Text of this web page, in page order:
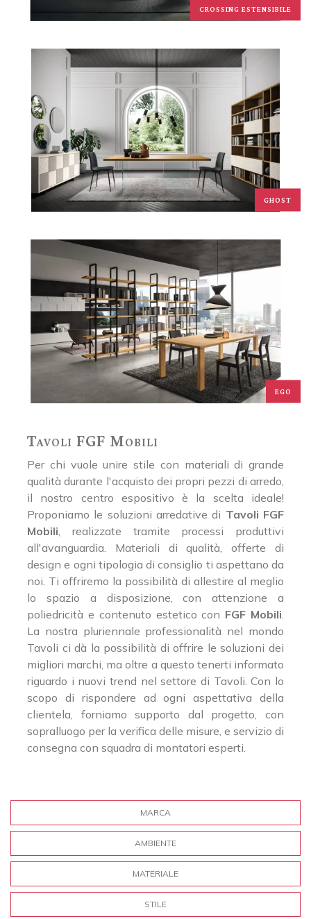
CROSSING ESTENSIBILE
GHOST
EGO
Tavoli FGF Mobili
Per chi vuole unire stile con materiali di grande
qualità durante l'acquisto dei propri pezzi di arredo,
il nostro centro espositivo è la scelta ideale!
Proponiamo le soluzioni arredative di Tavoli FGF
Mobili , realizzate tramite processi produttivi
all'avanguardia. Materiali di qualità, offerte di
design e ogni tipologia di consiglio ti aspettano da
noi. Ti offriremo la possibilità di allestire al meglio
lo spazio a disposizione, con attenzione a
poliedricità e contenuto estetico con FGF Mobili
La nostra pluriennale professionalità nel mondo
Tavoli ci dà la possibilità di offrire le soluzioni dei
migliori marchi, ma oltre a questo tenerti informato
riguardo i nuovi trend nel settore di Tavoli. Con lo
scopo di rispondere ad ogni aspettativa della
clientela, forniamo supporto dal progetto, con
sopralluogo per la verifica delle misure, e servizio di
consegna con squadra di montatori esperti.
MARCA
AMBIENTE
MATERIALE
STILE